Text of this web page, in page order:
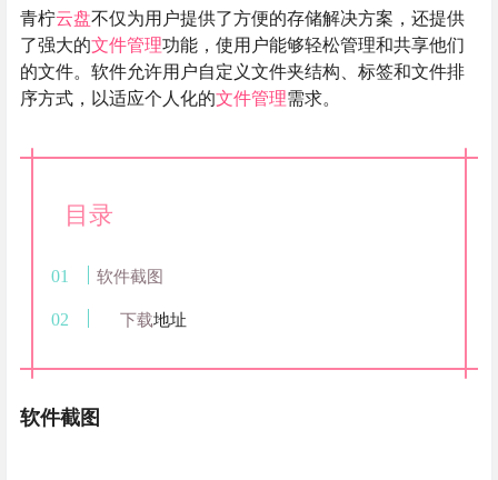
青柠云盘不仅为用户提供了方便的存储解决方案，还提供
了强大的文件管理功能，使用户能够轻松管理和共享他们
的文件。软件允许用户自定义文件夹结构、标签和文件排
序方式，以适应个人化的文件管理需求。
目录
软件截图
下载地址
软件截图